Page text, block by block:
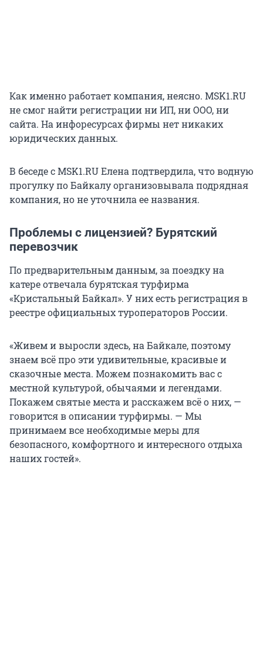
Как именно работает компания, неясно. MSK1.RU
не смог найти регистрации ни ИП, ни ООО, ни
сайта. На инфоресурсах фирмы нет никаких
юридических данных.
В беседе с MSK1.RU Елена подтвердила, что водную
прогулку по Байкалу организовывала подрядная
компания, но не уточнила ее названия.
Проблемы с лицензией? Бурятский
перевозчик
По предварительным данным, за поездку на
катере отвечала бурятская турфирма
«Кристальный Байкал». У них есть регистрация в
реестре официальных туроператоров России.
«Живем и выросли здесь, на Байкале, поэтому
знаем всё про эти удивительные, красивые и
сказочные места. Можем познакомить вас с
местной культурой, обычаями и легендами.
Покажем святые места и расскажем всё о них, —
говорится в описании турфирмы. — Мы
принимаем все необходимые меры для
безопасного, комфортного и интересного отдыха
наших гостей».